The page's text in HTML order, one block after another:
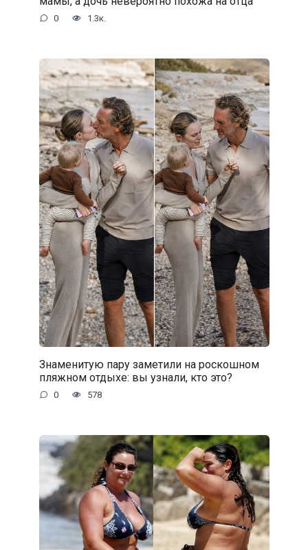
0 1.3к.
Знаменитую пару заметили на роскошном
пляжном отдыхе: вы узнали, кто это?
0 578